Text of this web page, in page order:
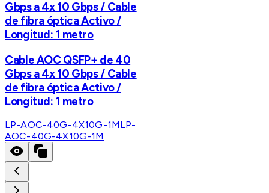
Gbps a 4x 10 Gbps / Cable
de fibra óptica Activo /
Longitud: 1 metro
Cable AOC QSFP+ de 40
Gbps a 4x 10 Gbps / Cable
de fibra óptica Activo /
Longitud: 1 metro
LP-AOC-40G-4X10G-1MLP-
AOC-40G-4X10G-1M